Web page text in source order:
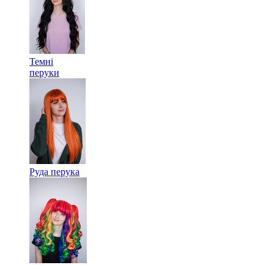
Темні
перуки
Руда перука